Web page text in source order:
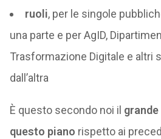
ruoli, per le singole
una parte e per AgID,
Trasformazione Digitale e altri
dall’altra
È questo secondo noi il
questo piano rispetto ai